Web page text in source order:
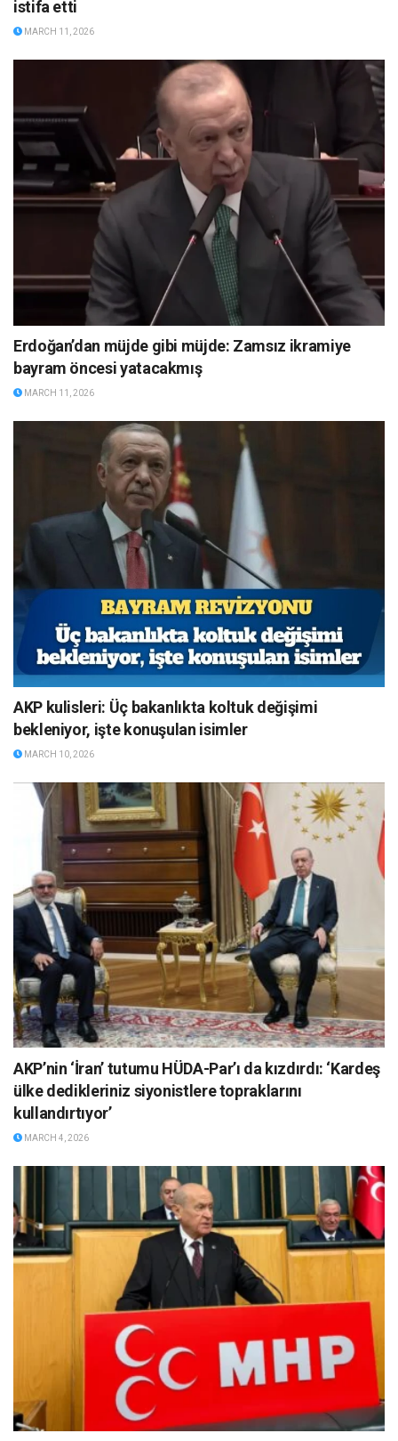
istifa etti
MARCH 11, 2026
Erdoğan’dan müjde gibi müjde: Zamsız ikramiye
bayram öncesi yatacakmış
MARCH 11, 2026
AKP kulisleri: Üç bakanlıkta koltuk değişimi
bekleniyor, işte konuşulan isimler
MARCH 10, 2026
AKP’nin ‘İran’ tutumu HÜDA-Par’ı da kızdırdı: ‘Kardeş
ülke dedikleriniz siyonistlere topraklarını
kullandırtıyor’
MARCH 4, 2026